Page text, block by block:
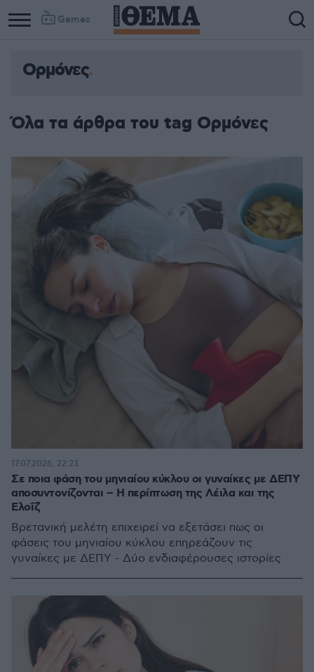
Games
Ορμόνες
Όλα τα άρθρα του tag Ορμόνες
Σε ποια φάση του μηνιαίου κύκλου οι γυναίκες με ΔΕΠΥ
αποσυντονίζονται – Η περίπτωση της Λέιλα και της
Ελοΐζ
Βρετανική μελέτη επιχειρεί να εξετάσει πως οι
φάσεις του μηνιαίου κύκλου επηρεάζουν τις
γυναίκες με ΔΕΠΥ - Δύο ενδιαφέρουσες ιστορίες
17.07.2026, 22:23